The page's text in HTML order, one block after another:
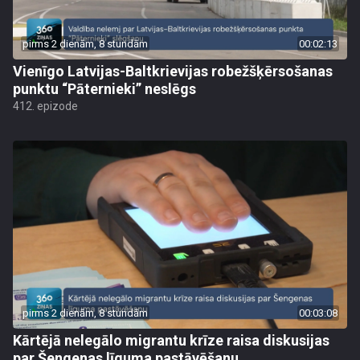
pirms 2 dienām, 8 stundām 00:02:13
Vienīgo Latvijas-Baltkrievijas robežšķērsošanas
punktu “Pāternieki” neslēgs
412. epizode
pirms 2 dienām, 8 stundām 00:03:08
Kārtējā nelegālo migrantu krīze raisa diskusijas